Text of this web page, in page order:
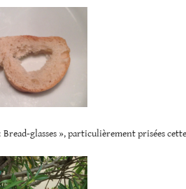
glasses », particulièrement prisées